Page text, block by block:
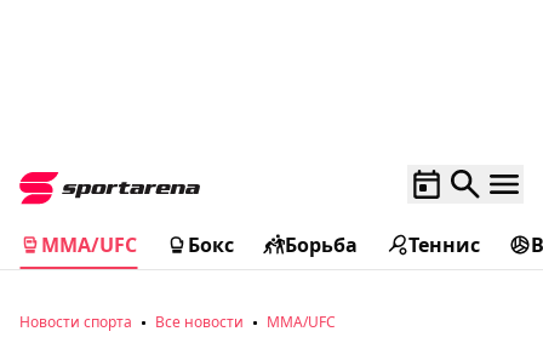
MMA/UFC Бокс Борьба Теннис
Новости спорта Все новости MMA/UFC